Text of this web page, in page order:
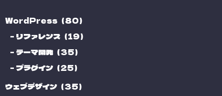
WordPress（80）
リファレンス（19）
テーマ開発（35）
プラグイン（25）
ウェブデザイン（35）